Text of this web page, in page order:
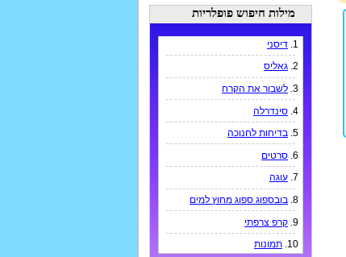
מילות חיפוש פופלריות
1. דיסני
2. גאליס
3. לשבור את הקרח
4. סינדרלה
5. בדיחות לחנוכה
6. סרטים
7. עוגה
8. בובספוג ספוג מחוץ למים
9. קרפ צרפתי
10. תמונות